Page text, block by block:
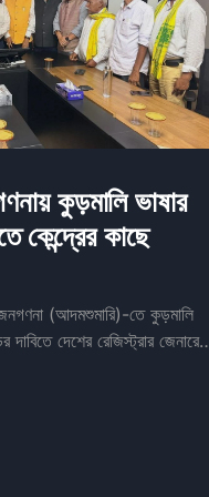
কুড়মালি ভাষার
কেন্দ্রের কাছে
(আদমশুমারি)-তে কুড়মালি
দেশের রেজিস্ট্রার জেনারেল